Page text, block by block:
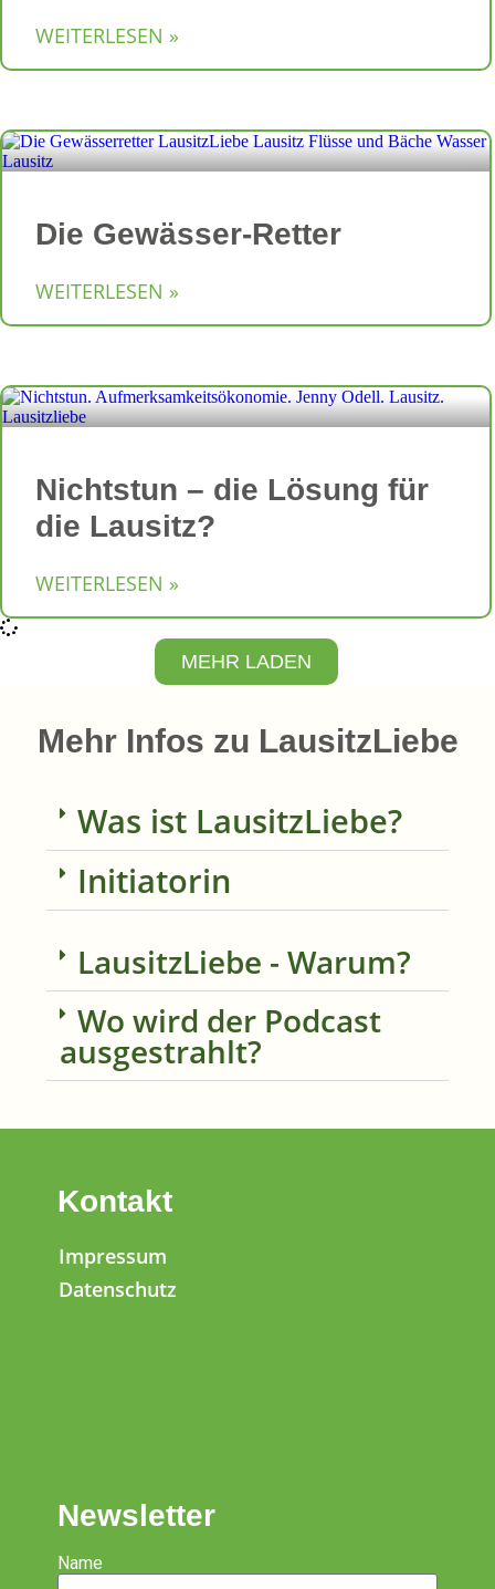
WEITERLESEN »
Die Gewässer-Retter
WEITERLESEN »
Nichtstun – die Lösung für
die Lausitz?
WEITERLESEN »
MEHR LADEN
Mehr Infos zu LausitzLiebe
Was ist LausitzLiebe?
Initiatorin
LausitzLiebe - Warum?
Wo wird der Podcast
ausgestrahlt?
Kontakt
Impressum
Datenschutz
Newsletter
Name